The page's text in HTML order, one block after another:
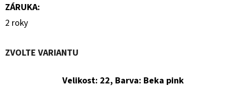
ZÁRUKA:
2 roky
ZVOLTE VARIANTU
Velikost: 22, Barva: Beka pink